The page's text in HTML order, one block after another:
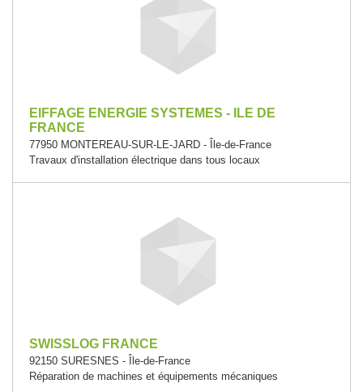
EIFFAGE ENERGIE SYSTEMES - ILE DE
FRANCE
77950 MONTEREAU-SUR-LE-JARD - Île-de-France
Travaux d'installation électrique dans tous locaux
SWISSLOG FRANCE
92150 SURESNES - Île-de-France
Réparation de machines et équipements mécaniques